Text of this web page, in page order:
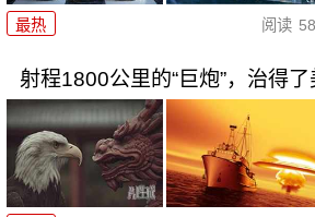
最热 阅读
射程1800公里的“巨炮”，治得了